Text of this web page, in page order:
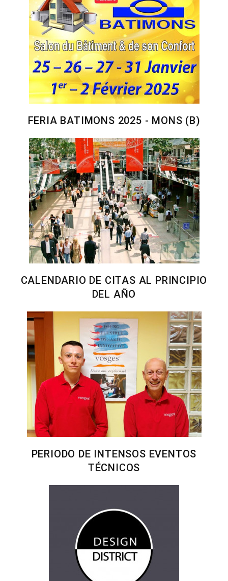
FERIA BATIMONS 2025 - MONS (B)
CALENDARIO DE CITAS AL PRINCIPIO
DEL AÑO
PERIODO DE INTENSOS EVENTOS
TÉCNICOS